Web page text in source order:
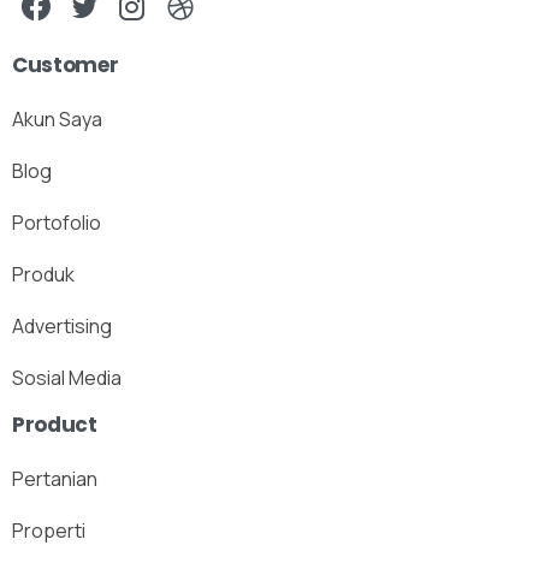
Customer
Akun Saya
Blog
Portofolio
Produk
Advertising
Sosial Media
Product
Pertanian
Properti